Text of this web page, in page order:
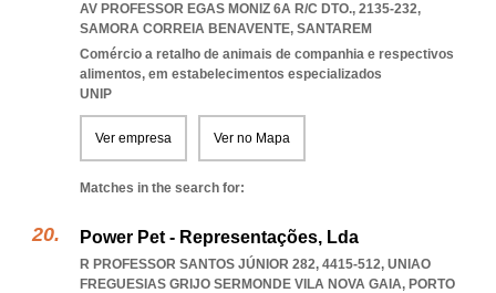
AV PROFESSOR EGAS MONIZ 6A R/C DTO., 2135-232,
SAMORA CORREIA BENAVENTE, SANTAREM
Comércio a retalho de animais de companhia e respectivos
alimentos, em estabelecimentos especializados
UNIP
Ver empresa Ver no Mapa
Matches in the search for:
Power Pet - Representações, Lda
R PROFESSOR SANTOS JÚNIOR 282, 4415-512, UNIAO
FREGUESIAS GRIJO SERMONDE VILA NOVA GAIA, PORTO